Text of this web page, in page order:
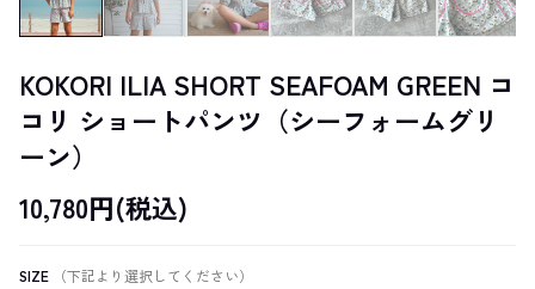
KOKORI ILIA SHORT SEAFOAM GREEN コ
コリ ショートパンツ（シーフォームグリ
ーン）
10,780円(税込)
SIZE （下記より選択してください）